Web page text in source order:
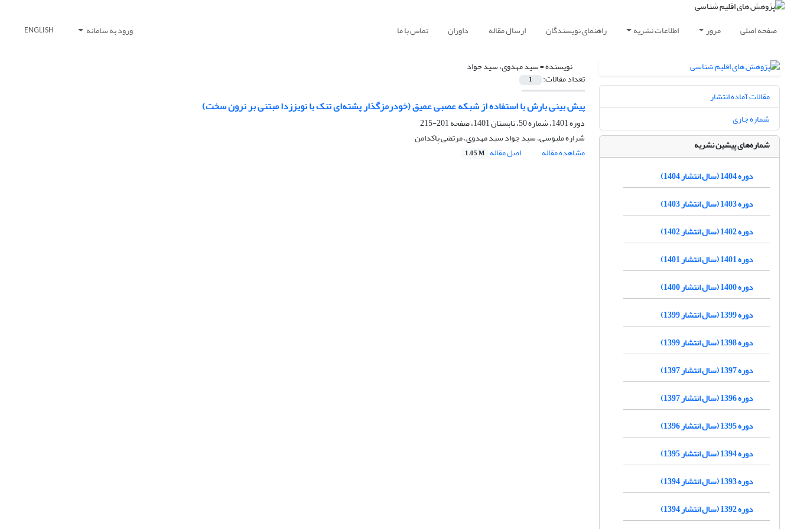
صفحه اصلی مرور اطلاعات نشریه راهنمای نویسندگان ارسال مقاله داوران تماس با ما ورود به سامانه ENGLISH
نویسنده =سید مهدوی، سید جواد
تعداد مقالات: 1
پیش بینی بارش با استفاده از شبکه عصبی عمیق (خودرمزگذار پشته‌ای تنک با نویززدا مبتنی بر نرون سخت)
دوره 1401، شماره 50، تابستان 1401، صفحه
201-215
شراره ملبوسی، سید جواد سید مهدوی، مرتضی پاکدامن
مشاهده مقاله
اصل مقاله 1.05 M
مقالات آماده انتشار
شماره جاری
شماره‌های پیشین نشریه
دوره 1404 (سال انتشار 1404)
دوره 1403 (سال انتشار 1403)
دوره 1402 (سال انتشار 1402)
دوره 1401 (سال انتشار 1401)
دوره 1400 (سال انتشار 1400)
دوره 1399 (سال انتشار 1399)
دوره 1398 (سال انتشار 1399)
دوره 1397 (سال انتشار 1397)
دوره 1396 (سال انتشار 1397)
دوره 1395 (سال انتشار 1396)
دوره 1394 (سال انتشار 1395)
دوره 1393 (سال انتشار 1394)
دوره 1392 (سال انتشار 1394)